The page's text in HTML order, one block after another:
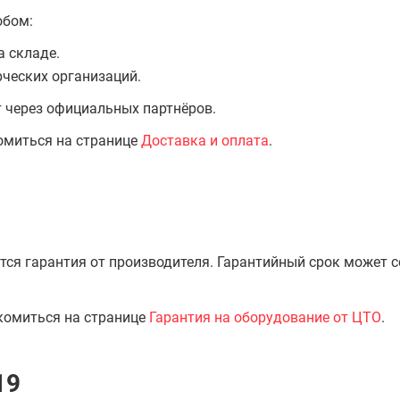
складе.
организаций.
официальных партнёров.
на странице Доставка и оплата.
гарантия от производителя. Гарантийный срок может
на странице Гарантия на оборудование от ЦТО.